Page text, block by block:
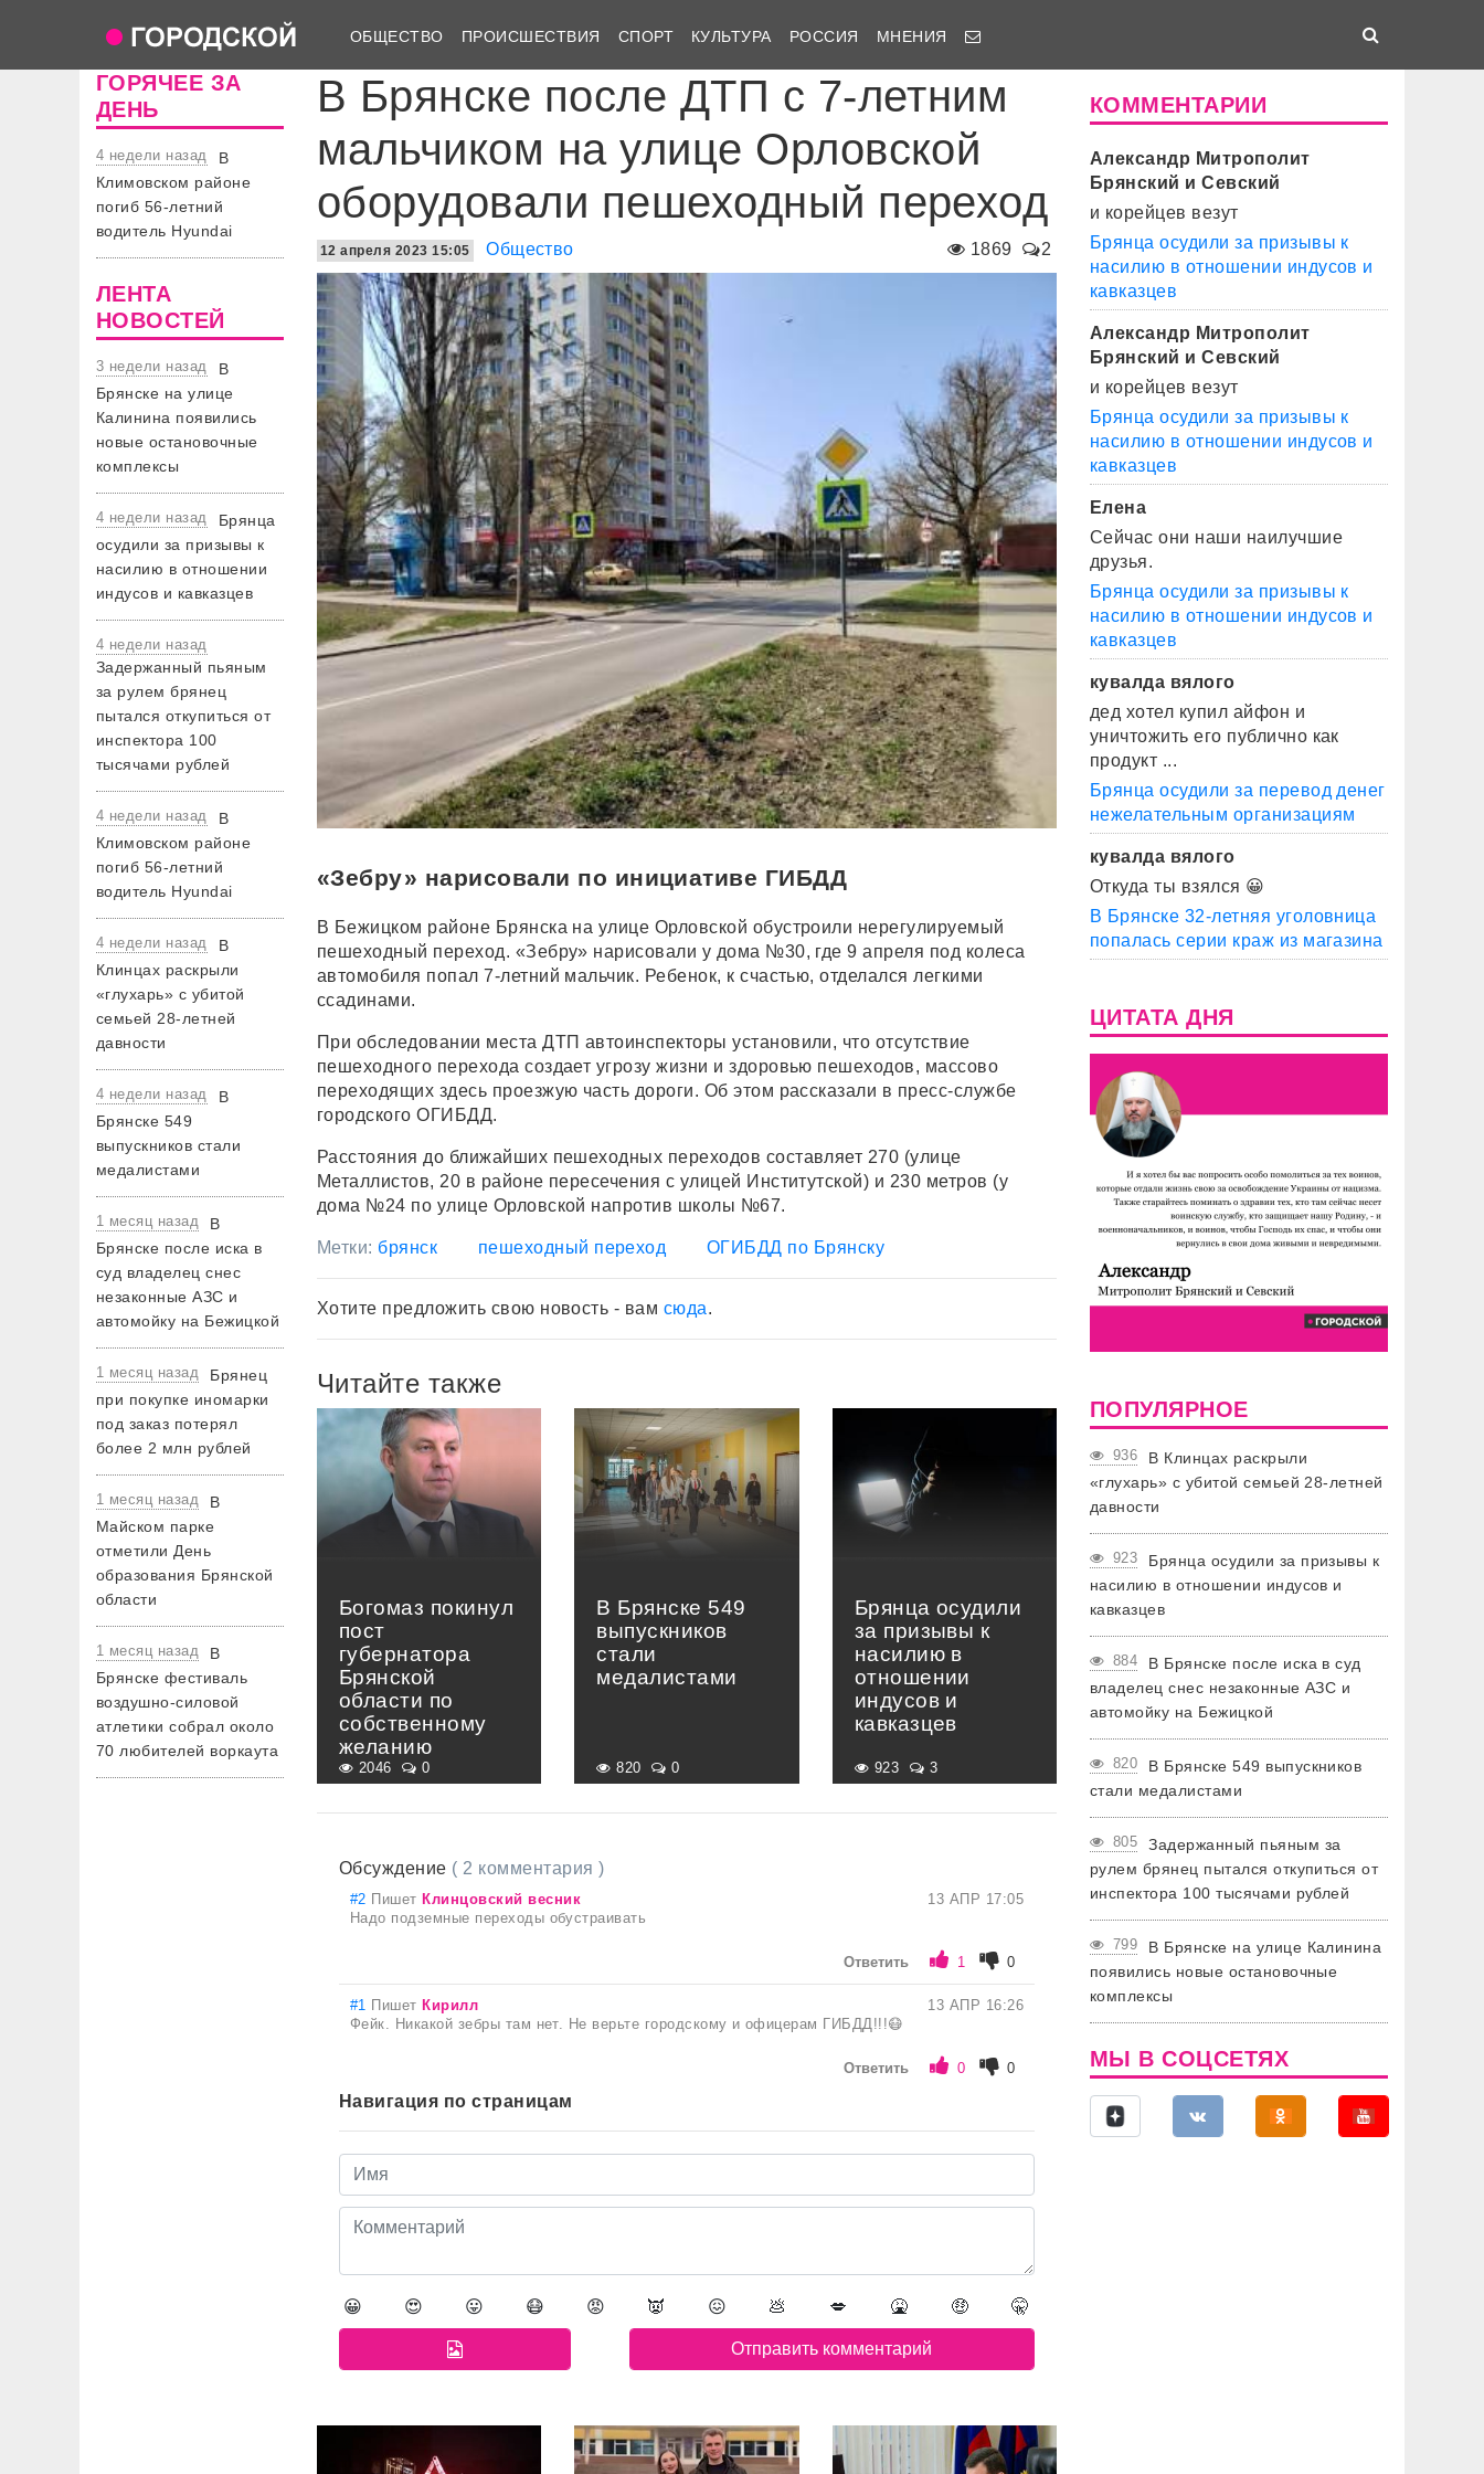
ОБЩЕСТВО ПРОИСШЕСТВИЯ СПОРТ КУЛЬТУРА РОССИЯ МНЕНИЯ
ГОРЯЧЕЕ ЗА
ДЕНЬ
4 недели назад
В
Климовском районе
погиб 56-летний
водитель Hyundai
ЛЕНТА
НОВОСТЕЙ
3 недели назад
В
Брянске на улице
Калинина появились
новые остановочные
комплексы
4 недели назад
Брянца
осудили за призывы к
насилию в отношении
индусов и кавказцев
4 недели назад
Задержанный пьяным
за рулем брянец
пытался откупиться от
инспектора 100
тысячами рублей
4 недели назад
В
Климовском районе
погиб 56-летний
водитель Hyundai
4 недели назад
В
Клинцах раскрыли
«глухарь» с убитой
семьей 28-летней
давности
4 недели назад
В
Брянске 549
выпускников стали
медалистами
1 месяц назад
В
Брянске после иска в
суд владелец снес
незаконные АЗС и
автомойку на Бежицкой
1 месяц назад
Брянец
при покупке иномарки
под заказ потерял
более 2 млн рублей
1 месяц назад
В
Майском парке
отметили День
образования Брянской
области
1 месяц назад
В
Брянске фестиваль
воздушно-силовой
атлетики собрал около
70 любителей воркаута
В Брянске после ДТП с 7-летним
мальчиком на улице Орловской
оборудовали пешеходный переход
1869 2
12 апреля 2023 15:05 Общество
«Зебру» нарисовали по инициативе ГИБДД
В Бежицком районе Брянска на улице Орловской обустроили нерегулируемый
пешеходный переход. «Зебру» нарисовали у дома №30, где 9 апреля под колеса
автомобиля попал 7-летний мальчик. Ребенок, к счастью, отделался легкими
ссадинами.
При обследовании места ДТП автоинспекторы установили, что отсутствие
пешеходного перехода создает угрозу жизни и здоровью пешеходов, массово
переходящих здесь проезжую часть дороги. Об этом рассказали в пресс-службе
городского ОГИБДД.
Расстояния до ближайших пешеходных переходов составляет 270 (улице
Металлистов, 20 в районе пересечения с улицей Институтской) и 230 метров (у
дома №24 по улице Орловской напротив школы №67.
Метки: брянск пешеходный переход ОГИБДД по Брянску
Хотите предложить свою новость - вам сюда.
Читайте также
Богомаз покинул
пост
губернатора
Брянской
области по
собственному
желанию
2046 0
В Брянске 549
выпускников
стали
медалистами
820 0
Брянца осудили
за призывы к
насилию в
отношении
индусов и
кавказцев
923 3
Обсуждение ( 2 комментария )
#2 ПишетКлинцовский весник
13 АПР 17:05
Надо подземные переходы обустраивать
Ответить 1 0
#1 ПишетКирилл
13 АПР 16:26
Фейк. Никакой зебры там нет. Не верьте городскому и офицерам ГИБДД!!!😷
Ответить 0 0
Навигация по страницам
😀 😍 😛 😷 😡 👿 😖 💩 💋 🤮 🤑 🤫
КОММЕНТАРИИ
Александр Митрополит
Брянский и Севский
и корейцев везут
Брянца осудили за призывы к
насилию в отношении индусов и
кавказцев
Александр Митрополит
Брянский и Севский
и корейцев везут
Брянца осудили за призывы к
насилию в отношении индусов и
кавказцев
Елена
Сейчас они наши наилучшие
друзья.
Брянца осудили за призывы к
насилию в отношении индусов и
кавказцев
кувалда вялого
дед хотел купил айфон и
уничтожить его публично как
продукт ...
Брянца осудили за перевод денег
нежелательным организациям
кувалда вялого
Откуда ты взялся 😀
В Брянске 32-летняя уголовница
попалась серии краж из магазина
ЦИТАТА ДНЯ
ПОПУЛЯРНОЕ
936
В Клинцах раскрыли
«глухарь» с убитой семьей 28-летней
давности
923
Брянца осудили за призывы к
насилию в отношении индусов и
кавказцев
884
В Брянске после иска в суд
владелец снес незаконные АЗС и
автомойку на Бежицкой
820
В Брянске 549 выпускников
стали медалистами
805
Задержанный пьяным за
рулем брянец пытался откупиться от
инспектора 100 тысячами рублей
799
В Брянске на улице Калинина
появились новые остановочные
комплексы
МЫ В СОЦСЕТЯХ